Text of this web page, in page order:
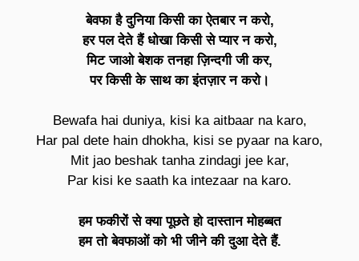
बेवफा है दुनिया किसी का ऐतबार न करो,
हर पल देते हैं धोखा किसी से प्यार न करो,
मिट जाओ बेशक तनहा ज़िन्दगी जी कर,
पर किसी के साथ का इंतज़ार न करो।
Bewafa hai duniya, kisi ka aitbaar na karo,
Har pal dete hain dhokha, kisi se pyaar na karo,
Mit jao beshak tanha zindagi jee kar,
Par kisi ke saath ka intezaar na karo.
हम फकीरों से क्या पूछते हो दास्तान मोहब्बत
हम तो बेवफाओं को भी जीने की दुआ देते हैं.